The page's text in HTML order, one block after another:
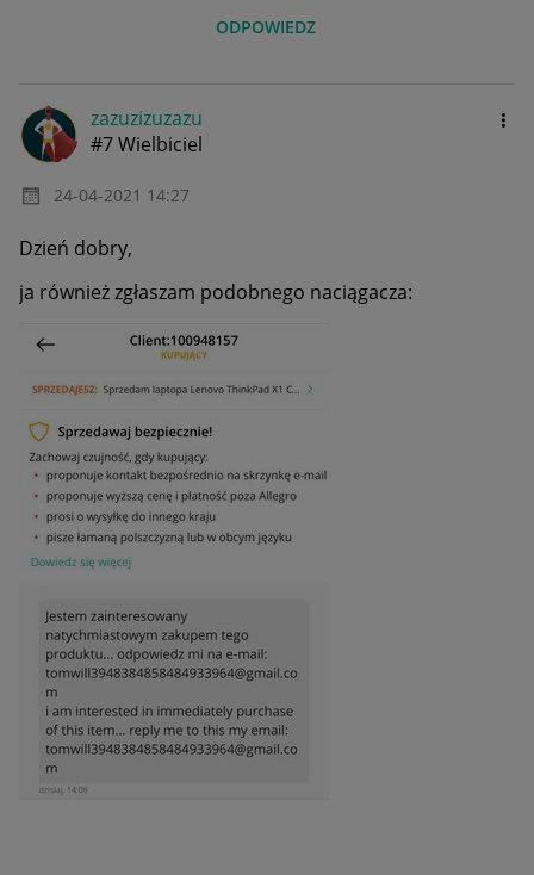
ODPOWIEDZ
zazuzizuzazu
#7 Wielbiciel
‎24-04-2021 14:27
Dzień dobry,
ja również zgłaszam podobnego naciągacza: